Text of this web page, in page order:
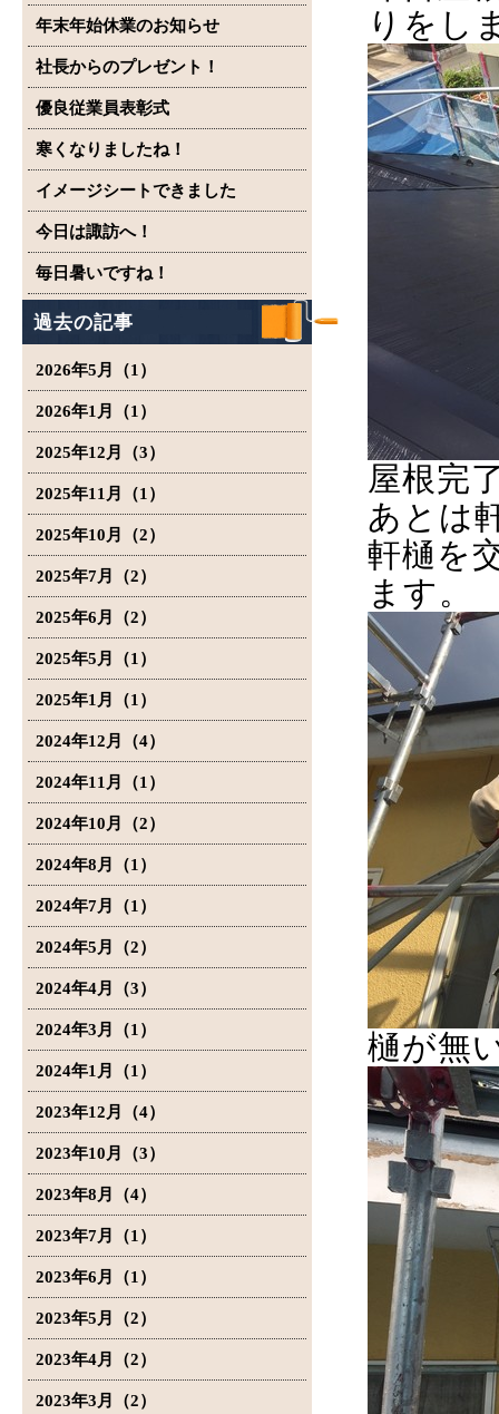
年末年始休業のお知らせ
社長からのプレゼント！
優良従業員表彰式
寒くなりましたね！
イメージシートできました
今日は諏訪へ！
毎日暑いですね！
過去の記事
2026年5月（1）
2026年1月（1）
2025年12月（3）
2025年11月（1）
2025年10月（2）
2025年7月（2）
2025年6月（2）
2025年5月（1）
2025年1月（1）
2024年12月（4）
2024年11月（1）
2024年10月（2）
2024年8月（1）
2024年7月（1）
2024年5月（2）
2024年4月（3）
2024年3月（1）
2024年1月（1）
2023年12月（4）
2023年10月（3）
2023年8月（4）
2023年7月（1）
2023年6月（1）
2023年5月（2）
2023年4月（2）
2023年3月（2）
りをし
屋根完
あとは
軒樋を
ます。
樋が無